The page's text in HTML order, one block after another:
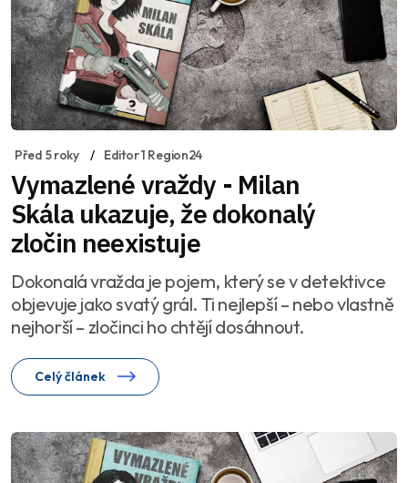
Před 5 roky Editor 1 Region24
Vymazlené vraždy - Milan
Skála ukazuje, že dokonalý
zločin neexistuje
Dokonalá vražda je pojem, který se v detektivce
objevuje jako svatý grál. Ti nejlepší – nebo vlastně
nejhorší – zločinci ho chtějí dosáhnout.
Celý článek